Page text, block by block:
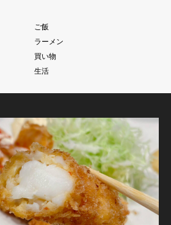
ご飯
ラーメン
買い物
生活